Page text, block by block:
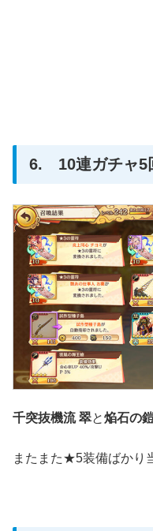
6. 10連ガチャ5
千突抜機流 翠と焔石の
またまた★5装備ばかり